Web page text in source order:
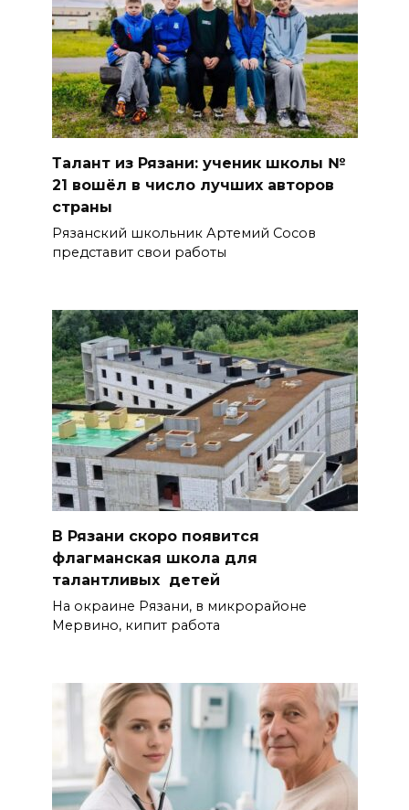
Талант из Рязани: ученик школы №
21 вошёл в число лучших авторов
страны
Рязанский школьник Артемий Сосов
представит свои работы
В Рязани скоро появится
флагманская школа для
талантливых детей
На окраине Рязани, в микрорайоне
Мервино, кипит работа